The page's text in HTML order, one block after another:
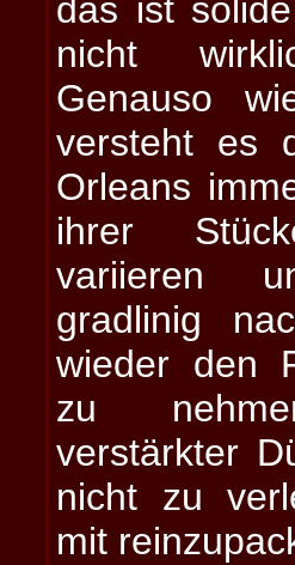
das ist
nicht
Genauso
versteht es
Orleans
ihrer
variieren
gradlinig
wieder den
zu
verstärkter
nicht zu
mit